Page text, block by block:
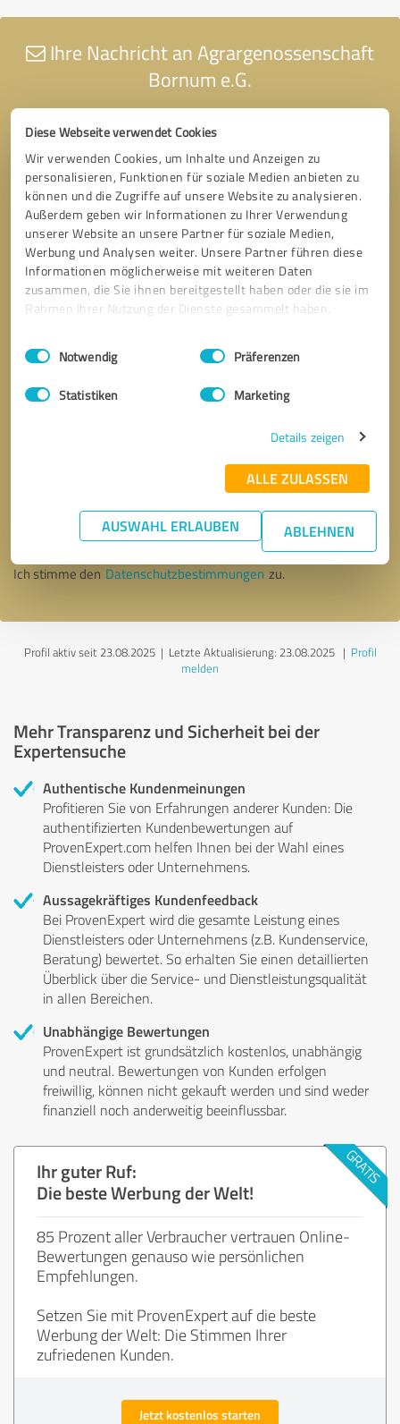
Diese Webseite verwendet Cookies
Wir verwenden Cookies, um Inhalte und Anzeigen zu
personalisieren, Funktionen für soziale Medien anbieten zu
können und die Zugriffe auf unsere Website zu analysieren.
Außerdem geben wir Informationen zu Ihrer Verwendung
unserer Website an unsere Partner für soziale Medien,
Werbung und Analysen weiter. Unsere Partner führen diese
Informationen möglicherweise mit weiteren Daten
zusammen, die Sie ihnen bereitgestellt haben oder die sie im
Rahmen Ihrer Nutzung der Dienste gesammelt haben.
Impressum Datenschutzbestimmungen
Einwilligungsauswahl
Notwendig Präferenzen
Statistiken Marketing
Details zeigen
ALLE ZULASSEN
AUSWAHL ERLAUBEN ABLEHNEN
Ihre Nachricht an Agrargenossenschaft
Bornum e.G.
* Erforderliche Angaben
Nachricht senden
Ich stimme den Datenschutzbestimmungen zu.
Profil aktiv seit 23.08.2025 | Letzte Aktualisierung: 23.08.2025| Profil
melden
Mehr Transparenz und Sicherheit bei der
Expertensuche
Authentische Kundenmeinungen
Profitieren Sie von Erfahrungen anderer Kunden: Die
authentifizierten Kundenbewertungen auf
ProvenExpert.com helfen Ihnen bei der Wahl eines
Dienstleisters oder Unternehmens.
Aussagekräftiges Kundenfeedback
Bei ProvenExpert wird die gesamte Leistung eines
Dienstleisters oder Unternehmens (z.B. Kundenservice,
Beratung) bewertet. So erhalten Sie einen detaillierten
Überblick über die Service- und Dienstleistungsqualität
in allen Bereichen.
Unabhängige Bewertungen
ProvenExpert ist grundsätzlich kostenlos, unabhängig
und neutral. Bewertungen von Kunden erfolgen
freiwillig, können nicht gekauft werden und sind weder
finanziell noch anderweitig beeinflussbar.
Ihr guter Ruf:
Die beste Werbung der Welt!
85 Prozent aller Verbraucher vertrauen Online-
Bewertungen genauso wie persönlichen
Empfehlungen.
Setzen Sie mit ProvenExpert auf die beste
Werbung der Welt: Die Stimmen Ihrer
zufriedenen Kunden.
Jetzt kostenlos starten